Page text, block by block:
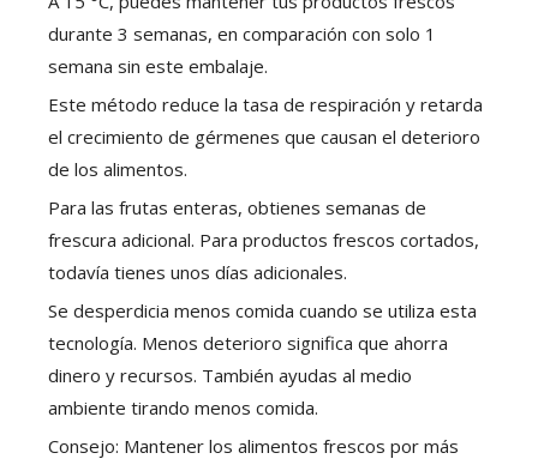
durante 3 semanas, en comparación con solo 1
semana sin este embalaje.
Este método reduce la tasa de respiración y retarda
el crecimiento de gérmenes que causan el deterioro
de los alimentos.
Para las frutas enteras, obtienes semanas de
frescura adicional. Para productos frescos cortados,
todavía tienes unos días adicionales.
Se desperdicia menos comida cuando se utiliza esta
tecnología. Menos deterioro significa que ahorra
dinero y recursos. También ayudas al medio
ambiente tirando menos comida.
Consejo: Mantener los alimentos frescos por más